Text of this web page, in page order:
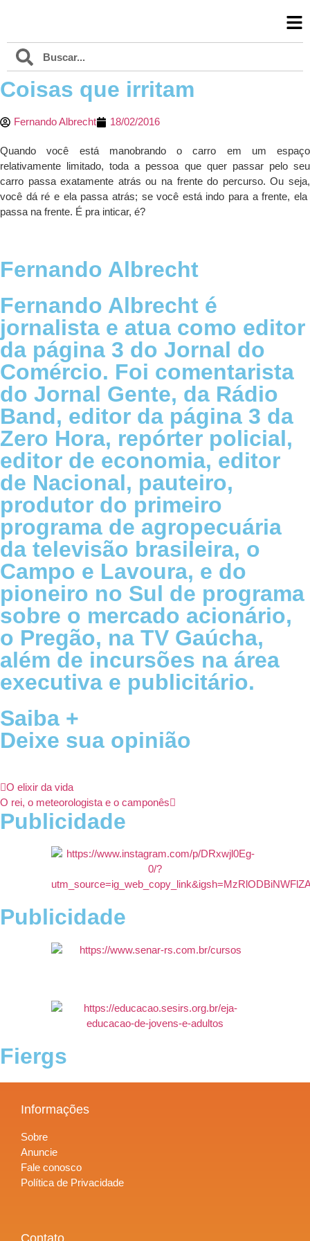
Coisas que irritam
Fernando Albrecht 18/02/2016
Quando você está manobrando o carro em um espaço
relativamente limitado, toda a pessoa que quer passar pelo seu
carro passa exatamente atrás ou na frente do percurso. Ou seja,
você dá ré e ela passa atrás; se você está indo para a frente, ela
passa na frente. É pra inticar, é?
Fernando Albrecht
Fernando Albrecht é
jornalista e atua como editor
da página 3 do Jornal do
Comércio. Foi comentarista
do Jornal Gente, da Rádio
Band, editor da página 3 da
Zero Hora, repórter policial,
editor de economia, editor
de Nacional, pauteiro,
produtor do primeiro
programa de agropecuária
da televisão brasileira, o
Campo e Lavoura, e do
pioneiro no Sul de programa
sobre o mercado acionário,
o Pregão, na TV Gaúcha,
além de incursões na área
executiva e publicitário.
Saiba +
Deixe sua opinião
O elixir da vida
O rei, o meteorologista e o camponês
Publicidade
Publicidade
Fiergs
Informações
Sobre
Anuncie
Fale conosco
Política de Privacidade